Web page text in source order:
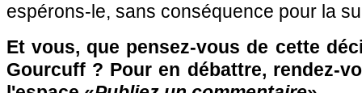
espérons-le, sans conséquence pour la
Et vous, que pensez-vous de cette
Gourcuff ? Pour en débattre, rendez-